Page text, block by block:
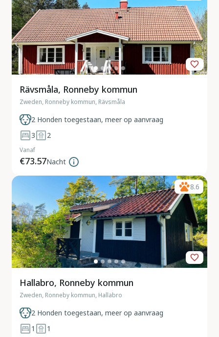
Rävsmåla, Ronneby kommun
Zweden, Ronneby kommun, Rävsmåla
2 Honden toegestaan, meer op aanvraag
3
2
Vanaf
€73.57Nacht
8.6
Hallabro, Ronneby kommun
Zweden, Ronneby kommun, Hallabro
2 Honden toegestaan, meer op aanvraag
1
1